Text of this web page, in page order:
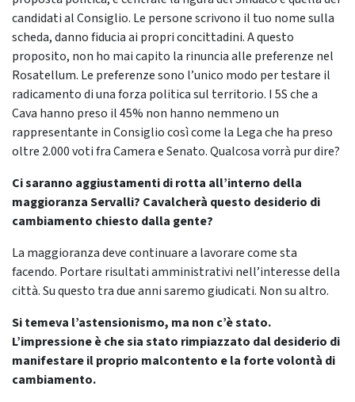
candidati al Consiglio. Le persone scrivono il tuo nome sulla
scheda, danno fiducia ai propri concittadini. A questo
proposito, non ho mai capito la rinuncia alle preferenze nel
Rosatellum. Le preferenze sono l’unico modo per testare il
radicamento di una forza politica sul territorio. I 5S che a
Cava hanno preso il 45% non hanno nemmeno un
rappresentante in Consiglio così come la Lega che ha preso
oltre 2.000 voti fra Camera e Senato. Qualcosa vorrà pur dire?
Ci saranno aggiustamenti di rotta all’interno della
maggioranza Servalli? Cavalcherà questo desiderio di
cambiamento chiesto dalla gente?
La maggioranza deve continuare a lavorare come sta
facendo. Portare risultati amministrativi nell’interesse della
città. Su questo tra due anni saremo giudicati. Non su altro.
Si temeva l’astensionismo, ma non c’è stato.
L’impressione è che sia stato rimpiazzato dal desiderio di
manifestare il proprio malcontento e la forte volontà di
cambiamento.